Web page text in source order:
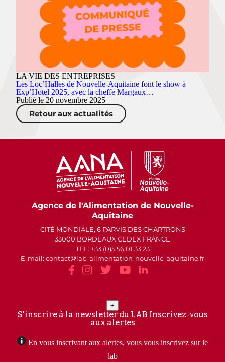
LA VIE DES ENTREPRISES
Les Loc’Halles de Nouvelle-Aquitaine font le show à
Exp’Hotel 2025, avec la cheffe Margaux…
Publié le 20 novembre 2025
Retour aux actualités
Agence de l'Alimentation de Nouvelle-
Aquitaine
CITÉ MONDIALE, 6 PARVIS DES CHARTRONS
33000 BORDEAUX CEDEX FRANCE
TEL: +33 (0)5 56 01 33 23
E-mail: contact
lab-alimentation-nouvelle-aquitaine.fr
+
S'inscrire à la newsletter du LAB Inscrivez-vous
aux alertes
En vous inscrivant aux alertes, vous vous inscrivez sur le
lab